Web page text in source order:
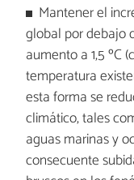
Mantener el
global por debajo
aumento a 1,5 ºC
temperatura
esta forma se
climático, tales
aguas marinas y
consecuente